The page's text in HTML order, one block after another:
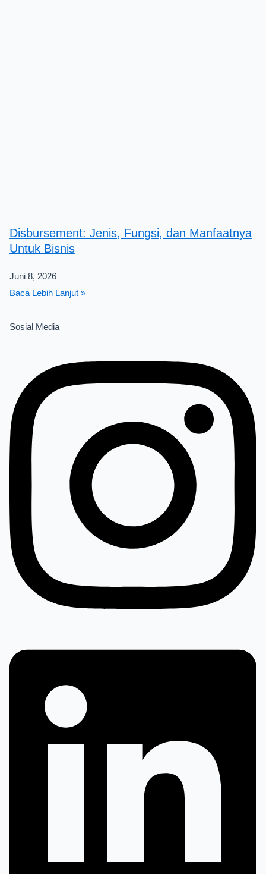
Disbursement: Jenis, Fungsi, dan Manfaatnya
Untuk Bisnis
Juni 8, 2026
Baca Lebih Lanjut »
Sosial Media